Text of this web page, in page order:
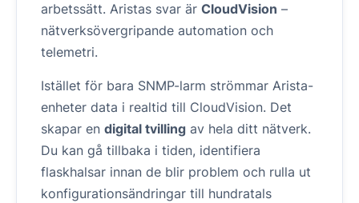
arbetssätt. Aristas svar är CloudVision –
nätverksövergripande automation och
telemetri.
Istället för bara SNMP-larm strömmar Arista-
enheter data i realtid till CloudVision. Det
skapar en digital tvilling av hela ditt nätverk.
Du kan gå tillbaka i tiden, identifiera
flaskhalsar innan de blir problem och rulla ut
konfigurationsändringar till hundratals